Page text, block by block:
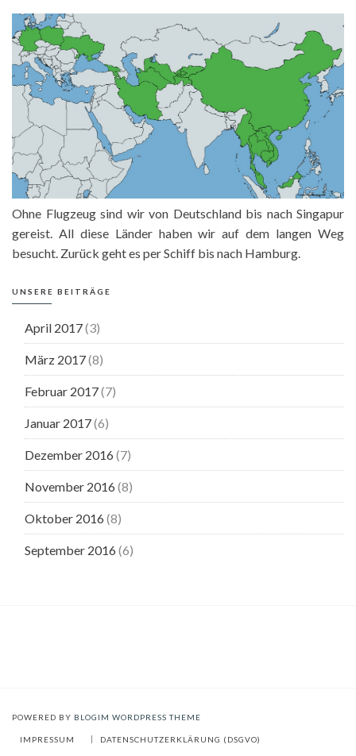
Ohne Flugzeug sind wir von Deutschland bis nach Singapur
gereist. All diese Länder haben wir auf dem langen Weg
besucht. Zurück geht es per Schiff bis nach Hamburg.
UNSERE BEITRÄGE
April 2017(3)
März 2017(8)
Februar 2017(7)
Januar 2017(6)
Dezember 2016 (7)
November 2016 (8)
Oktober 2016 (8)
September 2016 (6)
POWERED BY BLOGIM WORDPRESS THEME
IMPRESSUM DATENSCHUTZERKLÄRUNG (DSGVO)